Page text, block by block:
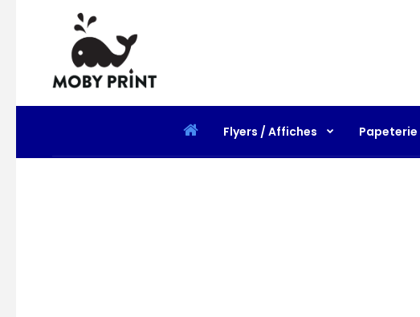
Flyers / Affiches Papeterie